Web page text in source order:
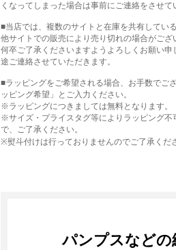
くなってしまった場合は事前にご連絡をさせて
■当店では、複数のサイトと在庫を共有してい
他サイトでの販売により売り切れの場合がござ
何卒ご了承くださいますようよろしくお願い申
途ご連絡させていただきます。
■ラッピングをご希望される場合、お手数でご
ッピング希望」とご入力ください。
※ラッピングにつきましては無料となります。
※サイズ・プライスタグ等によりラッピング不
で、ご了承ください。
※熨斗付けは行っておりませんのでご了承くだ
パンプスなどの